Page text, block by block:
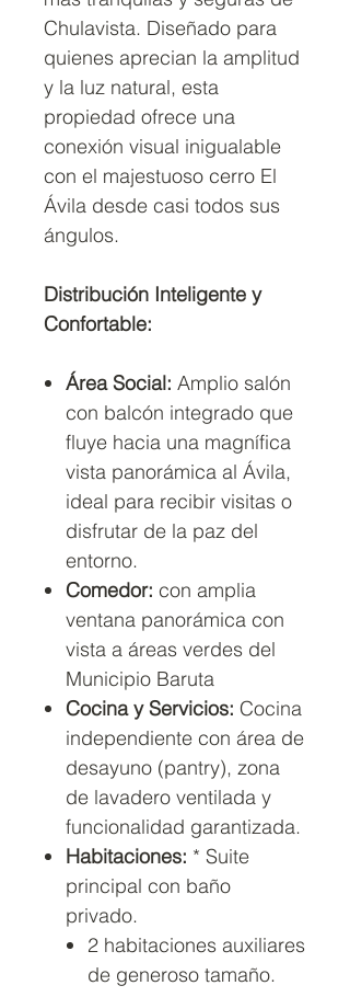
Chulavista. Diseñado para
quienes aprecian la amplitud
y la luz natural, esta
propiedad ofrece una
conexión visual inigualable
con el majestuoso cerro El
Ávila desde casi todos sus
ángulos.
Distribución Inteligente y
Confortable:
Área Social: Amplio salón
con balcón integrado que
fluye hacia una magnífica
vista panorámica al Ávila,
ideal para recibir visitas o
disfrutar de la paz del
entorno.
Comedor: con amplia
ventana panorámica con
vista a áreas verdes del
Municipio Baruta
Cocina y Servicios: Cocina
independiente con área de
desayuno (pantry), zona
de lavadero ventilada y
funcionalidad garantizada.
Habitaciones: * Suite
principal con baño
privado.
2 habitaciones auxiliares
de generoso tamaño.